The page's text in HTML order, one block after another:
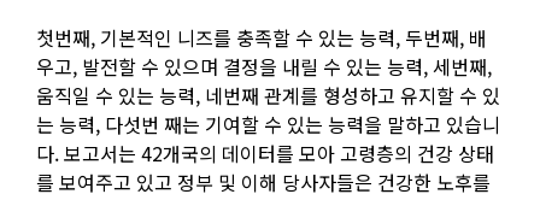
첫번째, 기본적인 니즈를 충족할 수 있는 능력, 두번째, 배
우고, 발전할 수 있으며 결정을 내릴 수 있는 능력, 세번째,
움직일 수 있는 능력, 네번째 관계를 형성하고 유지할 수 있
는 능력, 다섯번 째는 기여할 수 있는 능력을 말하고 있습니
다. 보고서는 42개국의 데이터를 모아 고령층의 건강 상태
를 보여주고 있고 정부 및 이해 당사자들은 건강한 노후를